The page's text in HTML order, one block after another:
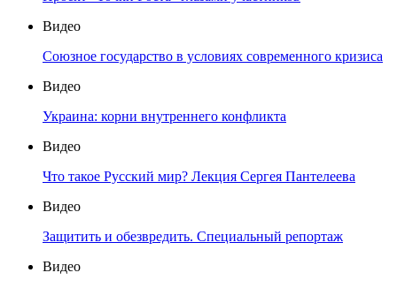
Видео
Союзное государство в условиях современного кризиса
Видео
Украина: корни внутреннего конфликта
Видео
Что такое Русский мир? Лекция Сергея Пантелеева
Видео
Защитить и обезвредить. Специальный репортаж
Видео